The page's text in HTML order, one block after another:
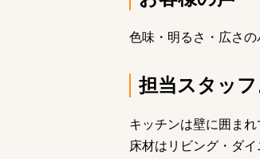
色味・明るさ・広さの
担当スタッ
キッチンは壁に囲ま
床材はリビング・ダ